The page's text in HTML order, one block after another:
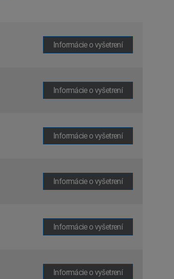
Informácie o vyšetrení
Informácie o vyšetrení
Informácie o vyšetrení
Informácie o vyšetrení
Informácie o vyšetrení
Informácie o vyšetrení